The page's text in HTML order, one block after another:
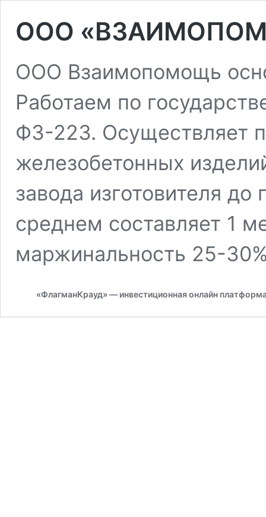
OOO
ООО Взаимопомощь
Работаем по
ФЗ-223. Осуществляет
железобетонных
завода изготовителя до
среднем составляет 1
маржинальность 25-
«ФлагманКрауд» — инвестиционная онлайн